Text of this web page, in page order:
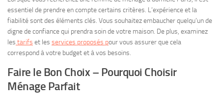
essentiel de prendre en compte certains critères. L’expérience et la
fiabilité sont des éléments clés. Vous souhaitez embaucher quelqu’un de
digne de confiance qui prendra soin de votre maison. De plus, examinez
les tarifs et les services proposés pour vous assurer que cela
correspond à votre budget et à vos besoins.
Faire le Bon Choix – Pourquoi Choisir
Ménage Parfait